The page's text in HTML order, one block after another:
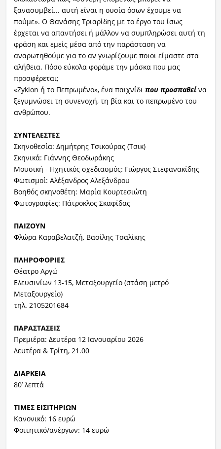
ξανασυμβεί... αυτή είναι η ουσία όσων έχουμε να
πούμε». Ο Θανάσης Τριαρίδης με το έργο του ίσως
έρχεται να απαντήσει ή μάλλον να συμπληρώσει αυτή τη
φράση και εμείς μέσα από την παράσταση να
αναρωτηθούμε για το αν γνωρίζουμε ποιοι είμαστε στα
αλήθεια. Πόσο εύκολα φοράμε την μάσκα που μας
προσφέρεται;
«Zyklon ή το Πεπρωμένο», ένα παιχνίδι που προσπαθείνα
ξεγυμνώσει τη συνενοχή, τη βία και το πεπρωμένο του
ανθρώπου.
ΣΥΝΤΕΛΕΣΤΕΣ
Σκηνοθεσία: Δημήτρης Τσικούρας (Τσικ)
Σκηνικά: Γιάννης Θεοδωράκης
Μουσική - Ηχητικός σχεδιασμός: Γιώργος Στεφανακίδης
Φωτισμοί: Αλέξανδρος Αλεξάνδρου
Βοηθός σκηνοθέτη: Μαρία Κουρτεσιώτη
Φωτογραφίες: Πάτροκλος Σκαφίδας
ΠΑΙΖΟΥΝ
Φλώρα Καραβελατζή, Βασίλης Τσαλίκης
ΠΛΗΡΟΦΟΡΙΕΣ
Θέατρο Αργώ
Ελευσινίων 13-15, Μεταξουργείο (στάση μετρό
Μεταξουργείο)
τηλ. 2105201684
ΠΑΡΑΣΤΑΣΕΙΣ
Πρεμιέρα: Δευτέρα 12 Ιανουαρίου 2026
Δευτέρα & Τρίτη, 21.00
ΔΙΑΡΚΕΙΑ
80’ λεπτά
ΤΙΜΕΣ ΕΙΣΙΤΗΡΙΩΝ
Κανονικό: 16 ευρώ
Φοιτητικό/ανέργων: 14 ευρώ